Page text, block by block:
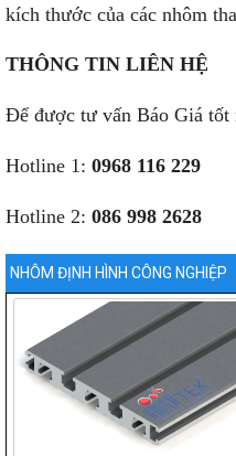
kích thước của các nhôm
THÔNG TIN LIÊN HỆ
Để được tư vấn Báo Giá tốt
Hotline 1: 0968 116 229
Hotline 2: 086 998 2628
NHÔM ĐỊNH HÌNH CÔNG NGHIỆP